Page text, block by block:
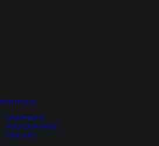
PORTFOLIO
GRAPHISME
PHOTOGRAPHIE
FINE ART